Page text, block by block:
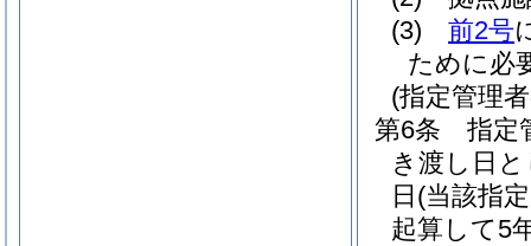
(3)
前2号
ために必
(指定管理
第6条
指定
き渡し日
日 (当該指
起算して5